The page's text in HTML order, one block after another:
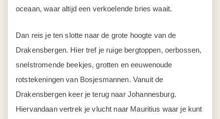
oceaan, waar altijd een verkoelende bries waait.
Dan reis je ten slotte naar de grote hoogte van de
Drakensbergen. Hier tref je ruige bergtoppen, oerbossen,
snelstromende beekjes, grotten en eeuwenoude
rotstekeningen van Bosjesmannen. Vanuit de
Drakensbergen keer je terug naar Johannesburg.
Hiervandaan vertrek je vlucht naar Mauritius waar je kunt